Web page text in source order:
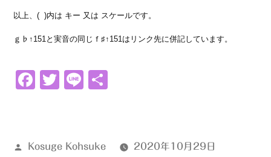
以上、( )内は キー 又は スケールです。
ｇ♭↑151と実音の同じｆ♯↑151はリンク先に併記しています。
Facebook
Twitter
Line
投
Kosuge Kohsuke 2020年10月29日